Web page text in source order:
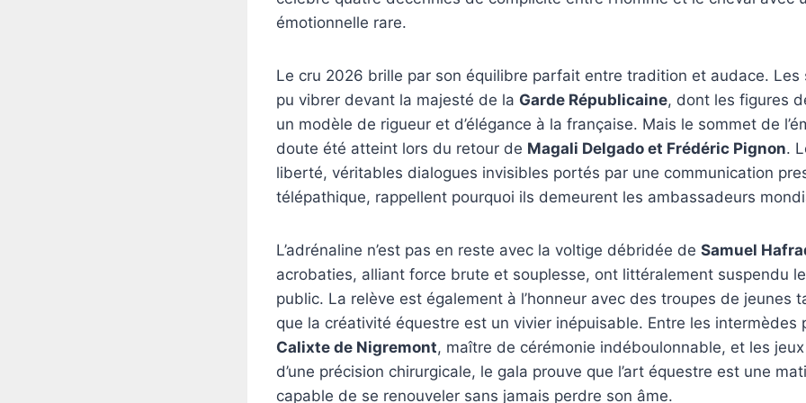
émotionnelle rare.
Le cru 2026 brille par son équilibre parfait entre tradition et audace. Les
pu vibrer devant la majesté de la Garde Républicaine, dont les figures
un modèle de rigueur et d’élégance à la française. Mais le sommet de
doute été atteint lors du retour de Magali Delgado et Frédéric Pignon.
liberté, véritables dialogues invisibles portés par une communication
télépathique, rappellent pourquoi ils demeurent les ambassadeurs
L’adrénaline n’est pas en reste avec la voltige débridée de Samuel
acrobaties, alliant force brute et souplesse, ont littéralement suspendu
public. La relève est également à l’honneur avec des troupes de jeunes
que la créativité équestre est un vivier inépuisable. Entre les intermèdes
Calixte de Nigremont, maître de cérémonie indéboulonnable, et les
d’une précision chirurgicale, le gala prouve que l’art équestre est une
capable de se renouveler sans jamais perdre son âme.